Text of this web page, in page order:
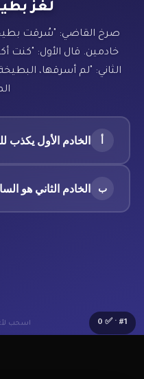
لغز
صرخ القاضي: "سُرقت
خادمين. قال الأول: "كنت
الثاني: "لم أسرقها،
الخادم الأول يكذب
ب الخادم الثاني هو
اسحب #1
· ✅
0